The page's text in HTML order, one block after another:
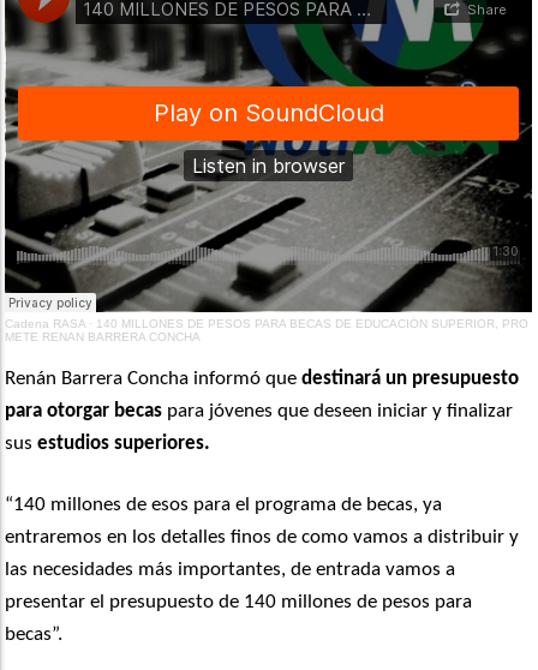
Cadena RASA · 140 MILLONES DE PESOS PARA BECAS DE EDUCACIÓN SUPERIOR, PRO
METE RENAN BARRERA CONCHA
Renán Barrera Concha informó quedestinará un presupuesto
para otorgar becas para jóvenes que deseen iniciar y finalizar
susestudios superiores.
“140 millones de esos para el programa de becas, ya
entraremos en los detalles finos de como vamos a distribuir y
las necesidades más importantes, de entrada vamos a
presentar el presupuesto de 140 millones de pesos para
becas”.